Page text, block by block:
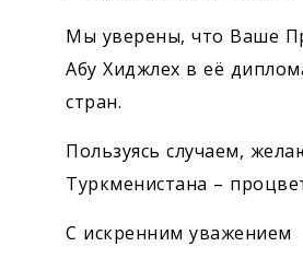
Мы уверены, что Ваше
Абу Хиджлех в её
стран.
Пользуясь случаем,
Туркменистана –
С искренним уважением